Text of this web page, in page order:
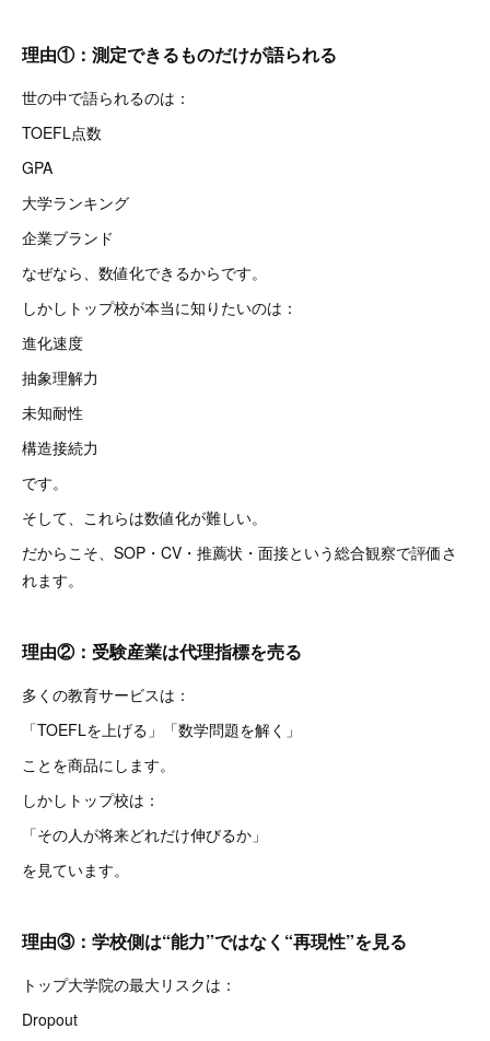
理由①：測定できるものだけが語られる
世の中で語られるのは：
TOEFL点数
GPA
大学ランキング
企業ブランド
なぜなら、数値化できるからです。
しかしトップ校が本当に知りたいのは：
進化速度
抽象理解力
未知耐性
構造接続力
です。
そして、これらは数値化が難しい。
だからこそ、SOP・CV・推薦状・面接という総合観察で評価さ
れます。
理由②：受験産業は代理指標を売る
多くの教育サービスは：
「TOEFLを上げる」「数学問題を解く」
ことを商品にします。
しかしトップ校は：
「その人が将来どれだけ伸びるか」
を見ています。
理由③：学校側は“能力”ではなく“再現性”を見る
トップ大学院の最大リスクは：
Dropout